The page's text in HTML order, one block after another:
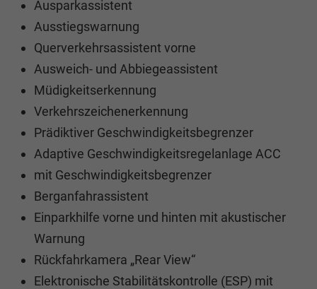
Ausparkassistent
Ausstiegswarnung
Querverkehrsassistent vorne
Ausweich- und Abbiegeassistent
Müdigkeitserkennung
Verkehrszeichenerkennung
Prädiktiver Geschwindigkeitsbegrenzer
Adaptive Geschwindigkeitsregelanlage ACC
mit Geschwindigkeitsbegrenzer
Berganfahrassistent
Einparkhilfe vorne und hinten mit akustischer
Warnung
Rückfahrkamera „Rear View“
Elektronische Stabilitätskontrolle (ESP) mit